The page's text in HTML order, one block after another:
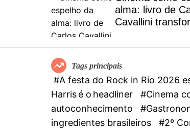
alma: livro de
Cavallini
Tags principais
#A festa do Rock in Rio 2026
Harris é o headliner
#Cinema
autoconhecimento
ingredientes brasileiros
#2º